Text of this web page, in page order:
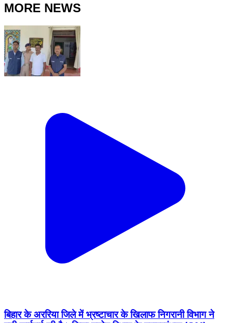
MORE NEWS
बिहार के अररिया जिले में भ्रष्टाचार के खिलाफ निगरानी विभाग ने